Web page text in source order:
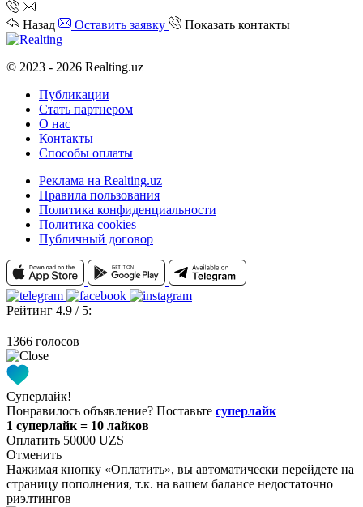
Назад Оставить заявку Показать контакты
© 2023 - 2026 Realting.uz
Публикации
Стать партнером
О нас
Контакты
Способы оплаты
Реклама на Realting.uz
Правила пользования
Политика конфиденциальности
Политика cookies
Публичный договор
Рейтинг 4.9 / 5:
1366 голосов
Суперлайк!
Понравилось объявление? Поставьте суперлайк
1 суперлайк = 10 лайков
Оплатить 50000 UZS
Отменить
Нажимая кнопку «Оплатить», вы автоматически перейдете на
страницу пополнения, т.к. на вашем балансе недостаточно
риэлтингов